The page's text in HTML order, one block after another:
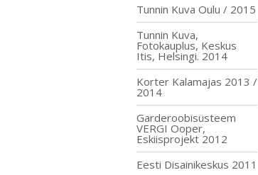
Tunnin Kuva Oulu / 2015
Tunnin Kuva,
Fotokauplus, Keskus
Itis, Helsingi. 2014
Korter Kalamajas 2013 /
2014
Garderoobisüsteem
VERGI Ooper,
Eskiisprojekt 2012
Eesti Disainikeskus 2011